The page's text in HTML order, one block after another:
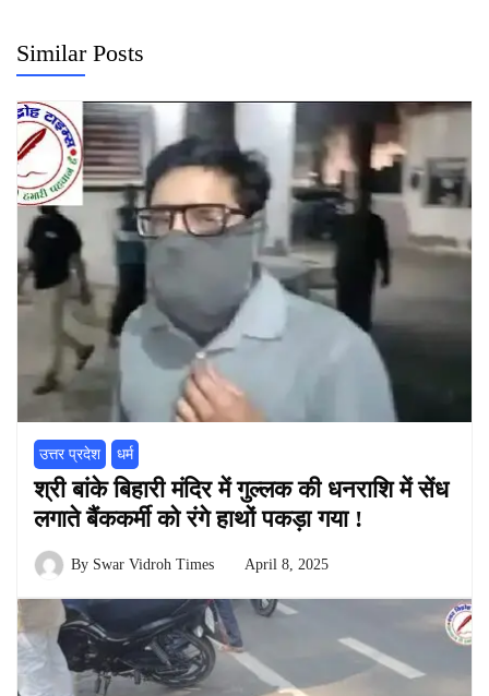
Similar Posts
उत्तर प्रदेश धर्म
श्री बांके बिहारी मंदिर में गुल्लक की धनराशि में सेंध
लगाते बैंककर्मी को रंगे हाथों पकड़ा गया !
By Swar Vidroh Times April 8, 2025